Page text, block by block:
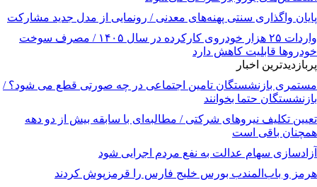
پایان واگذاری‌ سنتی پهنه‌های معدنی / رونمایی از مدل جدید مشارکت
واردات ۲۵ هزار خودروی کارکرده در سال ۱۴۰۵ / مصرف سوخت
خودرو‌ها قابلیت کاهش دارد
پربازدیدترین اخبار
مستمری بازنشستگان تامین اجتماعی در چه صورتی قطع می شود؟ /
بازنشستگان حتما بخوانند
تعیین تکلیف نیروهای شرکتی / مطالبه‌ای با سابقه بیش از دو دهه
همچنان باقی است
آزادسازی سهام عدالت به نفع مردم اجرایی شود
هرمز و باب‌المندب بورس خلیج فارس را قرمزپوش کردند